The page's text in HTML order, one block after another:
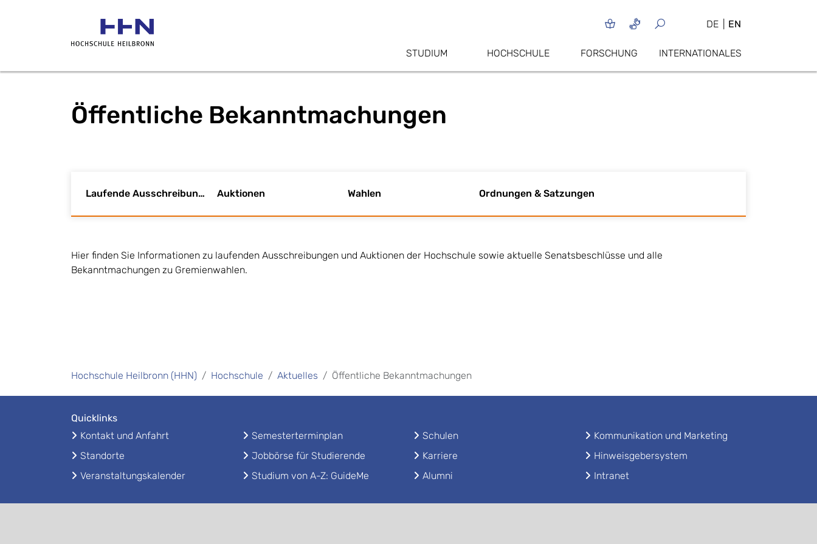
DE EN
STUDIUM HOCHSCHULE FORSCHUNG INTERNATIONALES
Öffentliche Bekanntmachungen
Laufende Ausschreibungen Auktionen Wahlen Ordnungen & Satzungen
Hier finden Sie Informationen zu laufenden Ausschreibungen und Auktionen der Hochschule sowie aktuelle Senatsbeschlüsse und alle
Bekanntmachungen zu Gremienwahlen.
Hochschule Heilbronn (HHN) Hochschule Aktuelles Öffentliche Bekanntmachungen
Quicklinks
Kontakt und Anfahrt
Standorte
Veranstaltungskalender
Semesterterminplan
Jobbörse für Studierende
Studium von A-Z: GuideMe
Schulen
Karriere
Alumni
Kommunikation und Marketing
Hinweisgebersystem
Intranet